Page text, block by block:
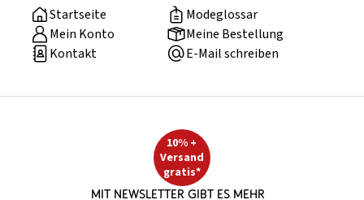
Startseite
Modeglossar
Mein Konto
Meine Bestellung
Kontakt
E-Mail schreiben
10% +
Versand
gratis*
Mit Newsletter gibt es mehr